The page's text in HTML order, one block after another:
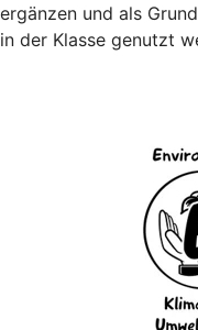
ergänzen und als
in der Klasse genutzt